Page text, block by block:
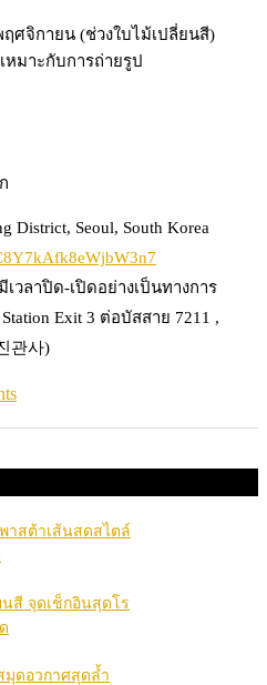
ศจิกายน (ช่วงใบไม้เปลี่ยนสี)
หมาะกับการถ่ายรูป
District, Seoul, South Korea
วลาปิด-เปิดอย่างเป็นทางการ
Exit 3 ต่อบัสสาย 7211 ,
관사)
าสต้าเส้นสดสไตล์
นสี จุดเช็กอินสุดโร
มุดอวกาศสุดล้ำ